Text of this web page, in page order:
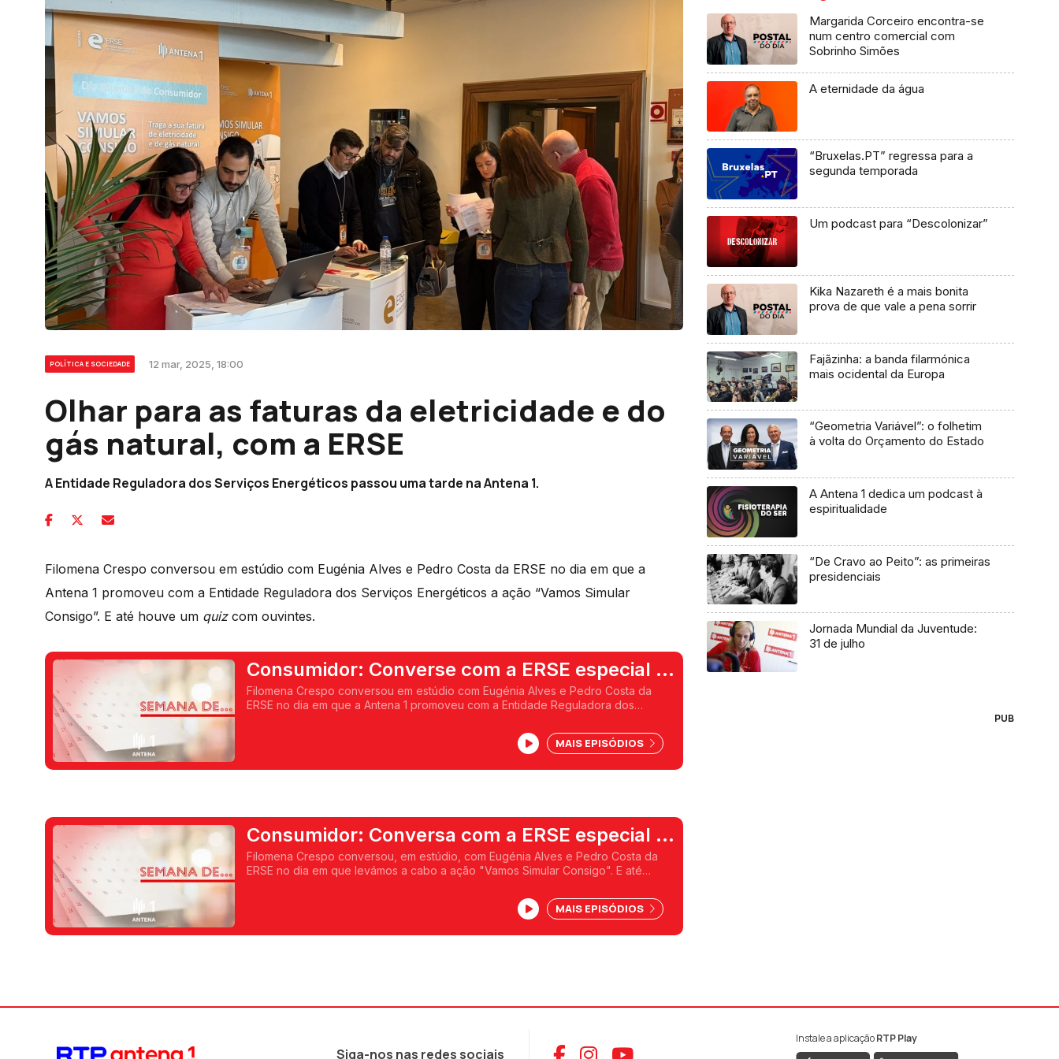
POLÍTICA E SOCIEDADE 12 mar, 2025, 18:00
Olhar para as faturas da eletricidade e do
gás natural, com a ERSE
A Entidade Reguladora dos Serviços Energéticos passou uma tarde na Antena 1.
Filomena Crespo conversou em estúdio com Eugénia Alves e Pedro Costa da ERSE no dia em que a
Antena 1 promoveu com a Entidade Reguladora dos Serviços Energéticos a ação “Vamos Simular
Consigo”. E até houve um quizcom ouvintes.
Consumidor: Converse com a ERSE especial -
1ª parte
Filomena Crespo conversou em estúdio com Eugénia Alves e Pedro Costa da
ERSE no dia em que a Antena 1 promoveu com a Entidade Reguladora dos
MAIS EPISÓDIOS
Consumidor: Conversa com a ERSE especial -
2ª parte
Filomena Crespo conversou, em estúdio, com Eugénia Alves e Pedro Costa da
ERSE no dia em que levámos a cabo a ação "Vamos Simular Consigo". E até
MAIS EPISÓDIOS
Margarida Corceiro encontra-se
num centro comercial com
Sobrinho Simões
A eternidade da água
“Bruxelas.PT” regressa para a
segunda temporada
Um podcast para “Descolonizar”
Kika Nazareth é a mais bonita
prova de que vale a pena sorrir
Fajãzinha: a banda filarmónica
mais ocidental da Europa
“Geometria Variável”: o folhetim
à volta do Orçamento do Estado
A Antena 1 dedica um podcast à
espiritualidade
“De Cravo ao Peito”: as primeiras
presidenciais
Jornada Mundial da Juventude:
31 de julho
PUB
Siga-nos nas redes sociais Aceder ao Facebook da RTP Antena 1
Aceder ao Instagram da RTP Antena 1
Aceder ao YouTube da RTP Antena 1
Instale a aplicaçãoRTP Play